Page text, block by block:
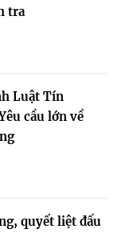
tra
Luật Tín
cầu lớn về
quyết liệt đấu